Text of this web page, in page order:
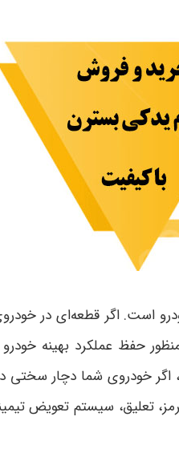
است. اگر قطعه‌ای در
عملکرد بهینه خودرو
اگر خودروی شما دچار
سیستم تعویض